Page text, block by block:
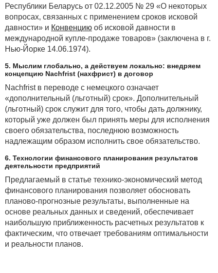
Республики Беларусь от 02.12.2005 № 29 «О некоторых
вопросах, связанных с применением сроков исковой
давности» и Конвенцию об исковой давности в
международной купле-продаже товаров» (заключена в г.
Нью-Йорке 14.06.1974).
5. Мыслим глобально, а действуем локально: внедряем
концепцию Nachfrist (нахфрист) в договор
Nachfrist в переводе с немецкого означает
«дополнительный (льготный) срок». Дополнительный
(льготный) срок служит для того, чтобы дать должнику,
который уже должен был принять меры для исполнения
своего обязательства, последнюю возможность
надлежащим образом исполнить свое обязательство.
6. Технологии финансового планирования результатов
деятельности предприятий
Предлагаемый в статье технико-экономический метод
финансового планирования позволяет обосновать
планово-прогнозные результаты, выполненные на
основе реальных данных и сведений, обеспечивает
наибольшую приближенность расчетных результатов к
фактическим, что отвечает требованиям оптимальности
и реальности планов.